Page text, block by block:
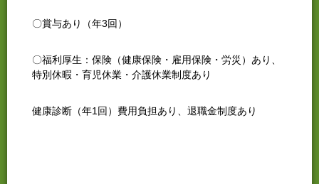
〇賞与あり（年3回）
〇福利厚生：保険（健康保険・雇用保険・労災）あり、
特別休暇・育児休業・介護休業制度あり
健康診断（年1回）費用負担あり、退職金制度あり